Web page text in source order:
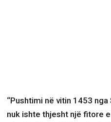
“Pushtimi në vitin 1453
nuk ishte thjesht një fitore